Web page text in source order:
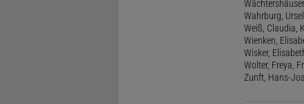
Wahrburg,
Weiß, Claudia,
Wienken,
Wisker,
Wolter, Freya,
Zunft, Hans-